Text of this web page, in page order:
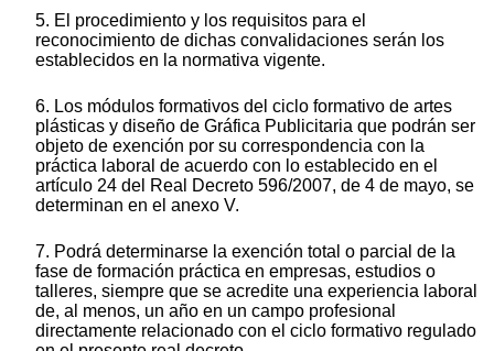
5. El procedimiento y los requisitos para el
reconocimiento de dichas convalidaciones serán los
establecidos en la normativa vigente.
6. Los módulos formativos del ciclo formativo de artes
plásticas y diseño de Gráfica Publicitaria que podrán ser
objeto de exención por su correspondencia con la
práctica laboral de acuerdo con lo establecido en el
artículo 24 del Real Decreto 596/2007, de 4 de mayo, se
determinan en el anexo V.
7. Podrá determinarse la exención total o parcial de la
fase de formación práctica en empresas, estudios o
talleres, siempre que se acredite una experiencia laboral
de, al menos, un año en un campo profesional
directamente relacionado con el ciclo formativo regulado